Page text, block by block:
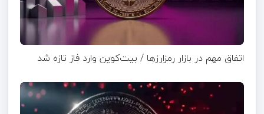
اتفاق مهم در بازار رمزارزها / بیت‌کوین وارد فاز تازه شد